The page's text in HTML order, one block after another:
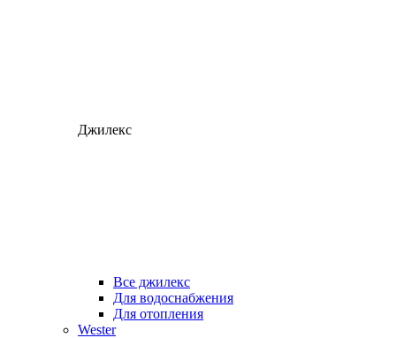
Джилекс
Все джилекс
Для водоснабжения
Для отопления
Wester